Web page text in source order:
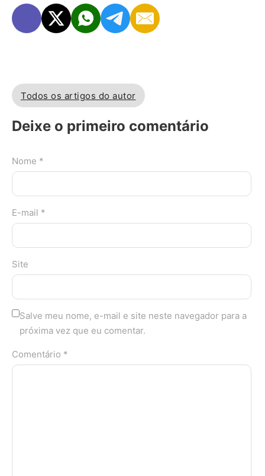
Todos os artigos do autor
Deixe o primeiro comentário
Nome *
E-mail *
Site
Salve meu nome, e-mail e site neste navegador para a
próxima vez que eu comentar.
Comentário *